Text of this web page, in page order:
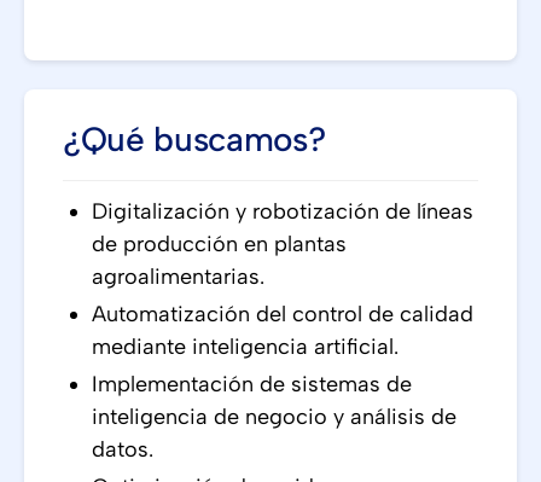
¿Qué buscamos?
Digitalización y robotización de líneas
de producción en plantas
agroalimentarias.
Automatización del control de calidad
mediante inteligencia artificial.
Implementación de sistemas de
inteligencia de negocio y análisis de
datos.